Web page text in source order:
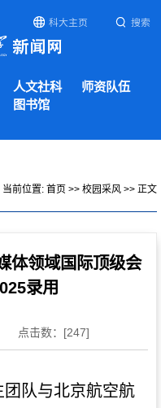
科大主页 搜索
人文社科
师资队伍
图书馆
当前位置: 首页 >> 校园采风 >> 正文
体领域国际顶级会
录用
点击数：[247]
队与北京航空航